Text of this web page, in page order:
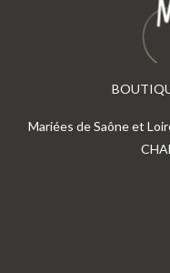
Mariées de Saône et